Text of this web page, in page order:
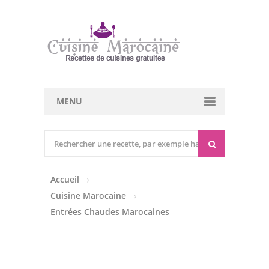
MENU
Entrées Froides
Tajines
Accueil
Cuisine Marocaine
Entrées Chaudes Marocaines